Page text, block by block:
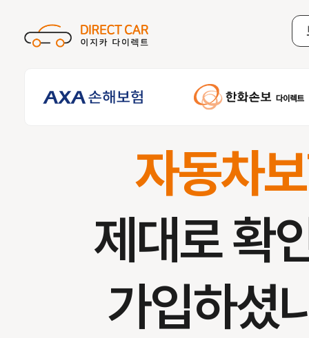
자동차
제대로 확
가입하셨